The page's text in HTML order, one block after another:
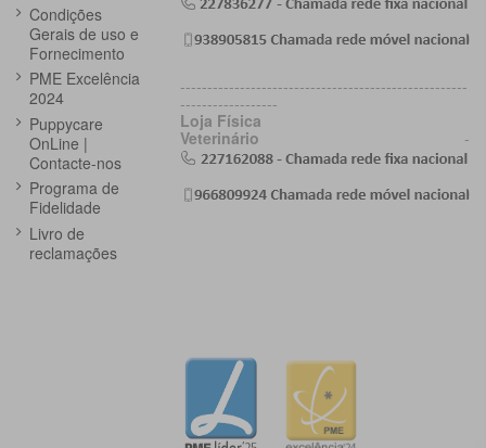
Condições
Gerais de uso e
Fornecimento
PME Excelência
2024
Puppycare
OnLine |
Contacte-nos
Programa de
Fidelidade
Livro de
reclamações
-----------------------------------------------------
------------------
Loja Física
Veterinário -